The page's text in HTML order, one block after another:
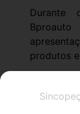
Durante
produtos
O Evento